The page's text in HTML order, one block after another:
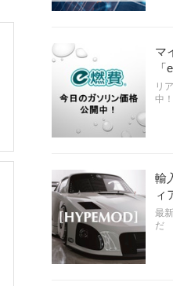
マ
「
リ
中
輸
ィ
最
だ